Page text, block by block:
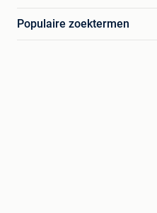
Populaire zoektermen